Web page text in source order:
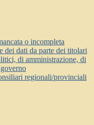
o incompleta
dei dati da parte dei titolari
di amministrazione, di
regionali/provinciali